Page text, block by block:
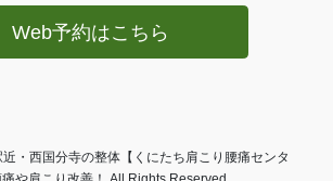
Web予約はこちら
・西国分寺の整体【くにたち肩こり腰痛センタ